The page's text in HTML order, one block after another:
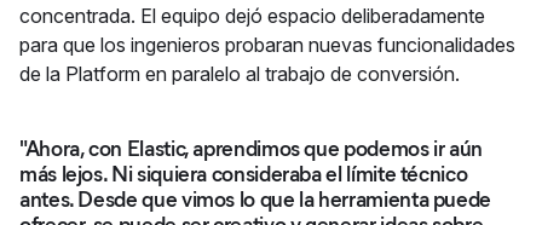
concentrada. El equipo dejó espacio deliberadamente
para que los ingenieros probaran nuevas funcionalidades
de la Platform en paralelo al trabajo de conversión.
"Ahora, con Elastic, aprendimos que podemos ir aún
más lejos. Ni siquiera consideraba el límite técnico
antes. Desde que vimos lo que la herramienta puede